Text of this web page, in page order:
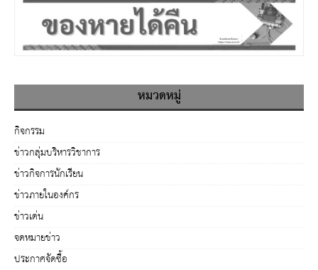
หมวดหมู่
กิจกรรม
ข่าวกลุ่มบริหารวิชาการ
ข่าวกิจการนักเรียน
ข่าวภายในองค์กร
ข่าวเด่น
จดหมายข่าว
ประกาศจัดซื้อ